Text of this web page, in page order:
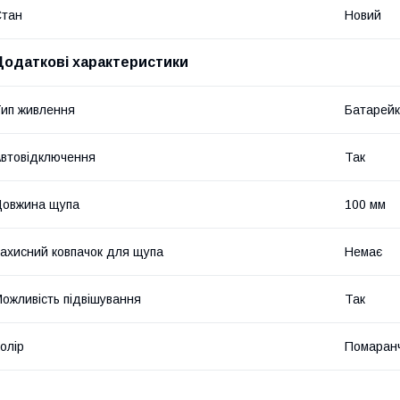
Новий
характеристики
живлення
Так
щупа 100 мм
ковпачок для щупа Немає
підвішування Так